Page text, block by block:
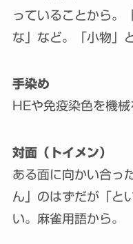
っていることから。
な」など。「小物」
手染め
HEや免疫染色を機械
対面（トイメン）
ある面に向かい合っ
ん」のはずだが「と
い。麻雀用語から。